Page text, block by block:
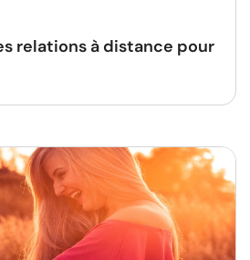
relations à distance pour